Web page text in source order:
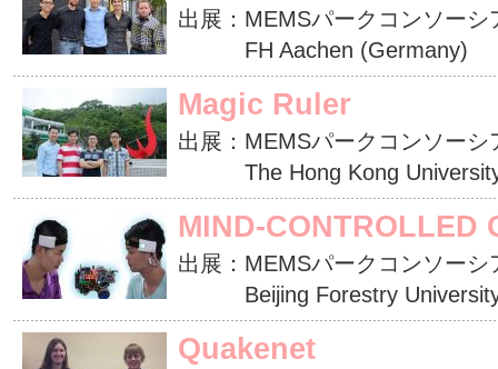
出展：MEMSパークコンソーシ
FH Aachen (Germany)
Magic Ruler
出展：MEMSパークコンソーシ
The Hong Kong University
MIND-CONTROLLED
出展：MEMSパークコンソーシ
Beijing Forestry University
Quakenet